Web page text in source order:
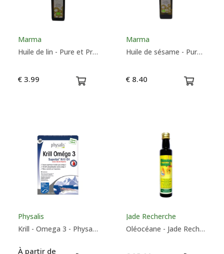
Marma
Huile de lin - Pure et Prime
€ 3.99
Marma
Huile de sésame - Pure et Prime
€ 8.40
Physalis
Krill - Omega 3 - Physalis
À partir de
Jade Recherche
Oléocéane - Jade Recherche